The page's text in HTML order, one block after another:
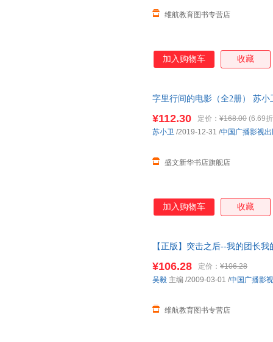
维航教育图书专营店
加入购物车 收藏
字里行间的电影（全2册） 苏
¥112.30 定价： ¥168.00 (6.69
盛文新华书店旗舰店
苏小卫 /2019-12-31 /中国广播影视
加入购物车 收藏
【正版】突击之后--我的团长
¥106.28 定价： ¥106.28
维航教育图书专营店
吴毅 主编 /2009-03-01 /中国广播影